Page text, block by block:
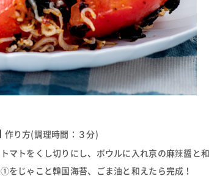
作り方(調理時間：３分)
トマトをくし切りにし、ボウルに入れ京の麻辣醤と
①をじゃこと韓国海苔、ごま油と和えたら完成！